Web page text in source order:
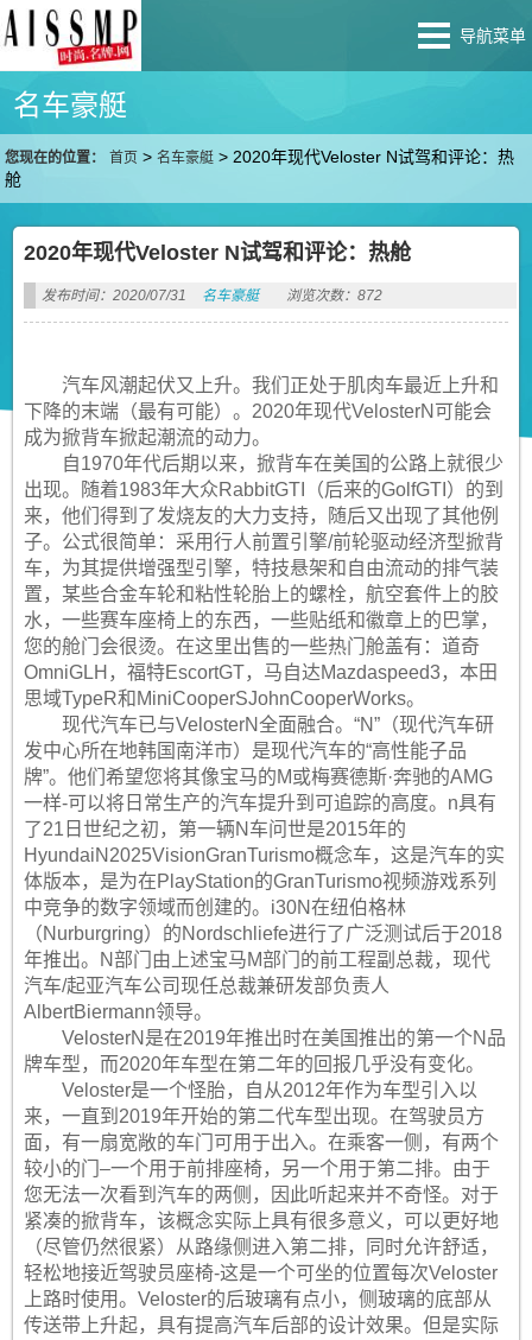
导航菜单
名车豪艇
您现在的位置： 首页 >名车豪艇 > 2020年现代Veloster N试驾和评论：热
舱
2020年现代Veloster N试驾和评论：热舱
发布时间：2020/07/31 名车豪艇 浏览次数：872
汽车风潮起伏又上升。我们正处于肌肉车最近上升和
下降的末端（最有可能）。2020年现代VelosterN可能会
成为掀背车掀起潮流的动力。
自1970年代后期以来，掀背车在美国的公路上就很少
出现。随着1983年大众RabbitGTI（后来的GolfGTI）的到
来，他们得到了发烧友的大力支持，随后又出现了其他例
子。公式很简单：采用行人前置引擎/前轮驱动经济型掀背
车，为其提供增强型引擎，特技悬架和自由流动的排气装
置，某些合金车轮和粘性轮胎上的螺栓，航空套件上的胶
水，一些赛车座椅上的东西，一些贴纸和徽章上的巴掌，
您的舱门会很烫。在这里出售的一些热门舱盖有：道奇
OmniGLH，福特EscortGT，马自达Mazdaspeed3，本田
思域TypeR和MiniCooperSJohnCooperWorks。
现代汽车已与VelosterN全面融合。“N”（现代汽车研
发中心所在地韩国南洋市）是现代汽车的“高性能子品
牌”。他们希望您将其像宝马的M或梅赛德斯·奔驰的AMG
一样-可以将日常生产的汽车提升到可追踪的高度。n具有
了21日世纪之初，第一辆N车问世是2015年的
HyundaiN2025VisionGranTurismo概念车，这是汽车的实
体版本，是为在PlayStation的GranTurismo视频游戏系列
中竞争的数字领域而创建的。i30N在纽伯格林
（Nurburgring）的Nordschliefe进行了广泛测试后于2018
年推出。N部门由上述宝马M部门的前工程副总裁，现代
汽车/起亚汽车公司现任总裁兼研发部负责人
AlbertBiermann领导。
VelosterN是在2019年推出时在美国推出的第一个N品
牌车型，而2020年车型在第二年的回报几乎没有变化。
Veloster是一个怪胎，自从2012年作为车型引入以
来，一直到2019年开始的第二代车型出现。在驾驶员方
面，有一扇宽敞的车门可用于出入。在乘客一侧，有两个
较小的门–一个用于前排座椅，另一个用于第二排。由于
您无法一次看到汽车的两侧，因此听起来并不奇怪。对于
紧凑的掀背车，该概念实际上具有很多意义，可以更好地
（尽管仍然很紧）从路缘侧进入第二排，同时允许舒适，
轻松地接近驾驶员座椅-这是一个可坐的位置每次Veloster
上路时使用。Veloster的后玻璃有点小，侧玻璃的底部从
传送带上升起，具有提高汽车后部的设计效果。但是实际